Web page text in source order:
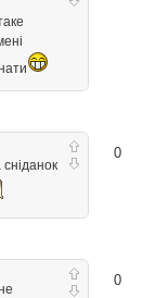
0
сніданок
0